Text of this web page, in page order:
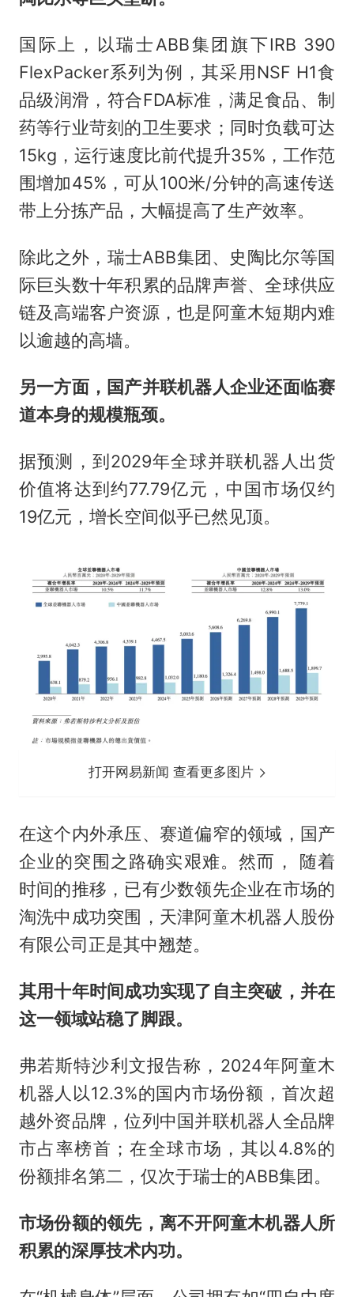
国际上，以瑞士ABB集团旗下IRB 390
FlexPacker系列为例，其采用NSF H1食
品级润滑，符合FDA标准，满足食品、制
药等行业苛刻的卫生要求；同时负载可达
15kg，运行速度比前代提升35%，工作范
围增加45%，可从100米/分钟的高速传送
带上分拣产品，大幅提高了生产效率。
除此之外，瑞士ABB集团、史陶比尔等国
际巨头数十年积累的品牌声誉、全球供应
链及高端客户资源，也是阿童木短期内难
以逾越的高墙。
另一方面，国产并联机器人企业还面临赛
道本身的规模瓶颈。
据预测，到2029年全球并联机器人出货
价值将达到约77.79亿元，中国市场仅约
19亿元，增长空间似乎已然见顶。
打开网易新闻 查看更多图片
在这个内外承压、赛道偏窄的领域，国产
企业的突围之路确实艰难。然而， 随着
时间的推移，已有少数领先企业在市场的
淘洗中成功突围，天津阿童木机器人股份
有限公司正是其中翘楚。
其用十年时间成功实现了自主突破，并在
这一领域站稳了脚跟。
弗若斯特沙利文报告称，2024年阿童木
机器人以12.3%的国内市场份额，首次超
越外资品牌，位列中国并联机器人全品牌
市占率榜首；在全球市场，其以4.8%的
份额排名第二，仅次于瑞士的ABB集团。
市场份额的领先， 离不开阿童木机器人所
积累的深厚技术内功。